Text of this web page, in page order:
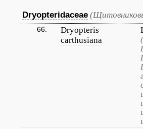
Dryopteridaceae
66.
Dryopteris
carthusiana